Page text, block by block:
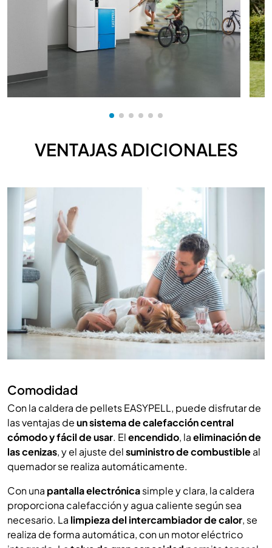
VENTAJAS ADICIONALES
Comodidad
Con la caldera de pellets EASYPELL, puede disfrutar de
las ventajas deun sistema de calefacción central
cómodo y fácil de usar. Elencendido, laeliminación de
las cenizas, y el ajuste delsuministro de combustibleal
quemador se realiza automáticamente.
Con una pantalla electrónicasimple y clara, la caldera
proporciona calefacción y agua caliente según sea
necesario. La limpieza del intercambiador de calor, se
realiza de forma automática, con un motor eléctrico